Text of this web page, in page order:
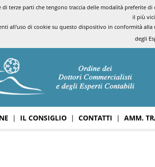
terze parti che tengono traccia delle modalità preferite
il più
all'uso di cookie su questo dispositivo in conformità alla
degli
| IL CONSIGLIO | CONTATTI | AMM.